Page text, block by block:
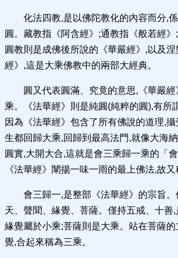
化法四教,是以佛陀教化的內容而分,係
圓。藏教指《阿含經》;通教指《般若經
圓教則是成佛後所說的《華嚴經》,以及
經》,這是大乘佛教中的兩部大經典。
圓又代表圓滿、究竟的意思,《華嚴
乘。《法華經》則是純圓(純粹的圓),有所
因為《法華經》包含了所有佛說的道理,
生都回歸大乘,回歸到最高法門,就像大海
圓實,大開大合,這就是會三乘歸一乘的「
《法華經》闡揚一味一雨的最上佛法,故又
會三歸一,是整部《法華經》的宗旨。
天、聲聞、緣覺、菩薩。僅持五戒、十善,
緣覺屬於小乘;菩薩則是大乘。站在菩薩
覺,合起來稱為三乘。